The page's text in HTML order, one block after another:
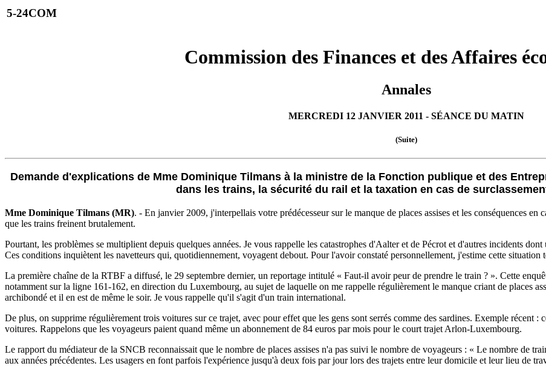
5-24COM
Commission des Finances et des Affaires
Annales
MERCREDI 12 JANVIER 2011 - SÉANCE DU MATIN
(Suite)
Demande d'explications de Mme Dominique Tilmans à la ministre de la Fonction publique et des
dans les trains, la sécurité du rail et la taxation en cas de
Mme Dominique Tilmans (MR). - En janvier 2009, j'interpellais votre prédécesseur sur le manque de places assises et les conséquences
que les trains freinent brutalement.
Pourtant, les problèmes se multiplient depuis quelques années. Je vous rappelle les catastrophes d'Aalter et de Pécrot et d'autres incidents
Ces conditions inquiètent les navetteurs qui, quotidiennement, voyagent debout. Pour l'avoir constaté personnellement, j'estime cette situation
La première chaîne de la RTBF a diffusé, le 29 septembre dernier, un reportage intitulé « Faut-il avoir peur de prendre le train ? ». Cette
notamment sur la ligne 161-162, en direction du Luxembourg, au sujet de laquelle on me rappelle régulièrement le manque criant de places
archibondé et il en est de même le soir. Je vous rappelle qu'il s'agit d'un train international.
De plus, on supprime régulièrement trois voitures sur ce trajet, avec pour effet que les gens sont serrés comme des sardines. Exemple récent
voitures. Rappelons que les voyageurs paient quand même un abonnement de 84 euros par mois pour le court trajet Arlon-Luxembourg.
Le rapport du médiateur de la SNCB reconnaissait que le nombre de places assises n'a pas suivi le nombre de voyageurs : « Le nombre de
aux années précédentes. Les usagers en font parfois l'expérience jusqu'à deux fois par jour lors des trajets entre leur domicile et leur lieu de